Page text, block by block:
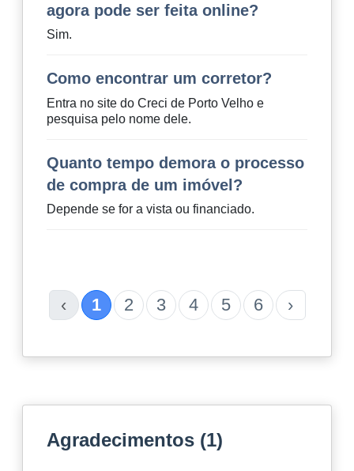
agora pode ser feita online?
Sim.
Como encontrar um corretor?
Entra no site do Creci de Porto Velho e
pesquisa pelo nome dele.
Quanto tempo demora o processo
de compra de um imóvel?
Depende se for a vista ou financiado.
‹ 1 2 3 4 5 6 ›
Agradecimentos (1)